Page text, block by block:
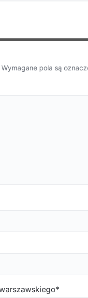
Wymagane pola są
*